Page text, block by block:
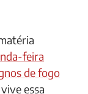
feira
de fogo
essa